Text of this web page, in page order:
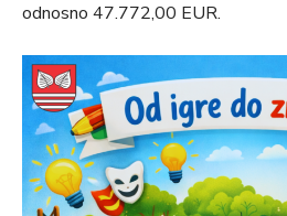
odnosno 47.772,00 EUR.